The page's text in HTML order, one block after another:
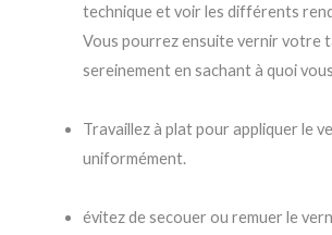
technique et voir les différents
Vous pourrez ensuite vernir votre
sereinement en sachant à quoi
Travaillez à plat pour appliquer le
uniformément.
évitez de secouer ou remuer le